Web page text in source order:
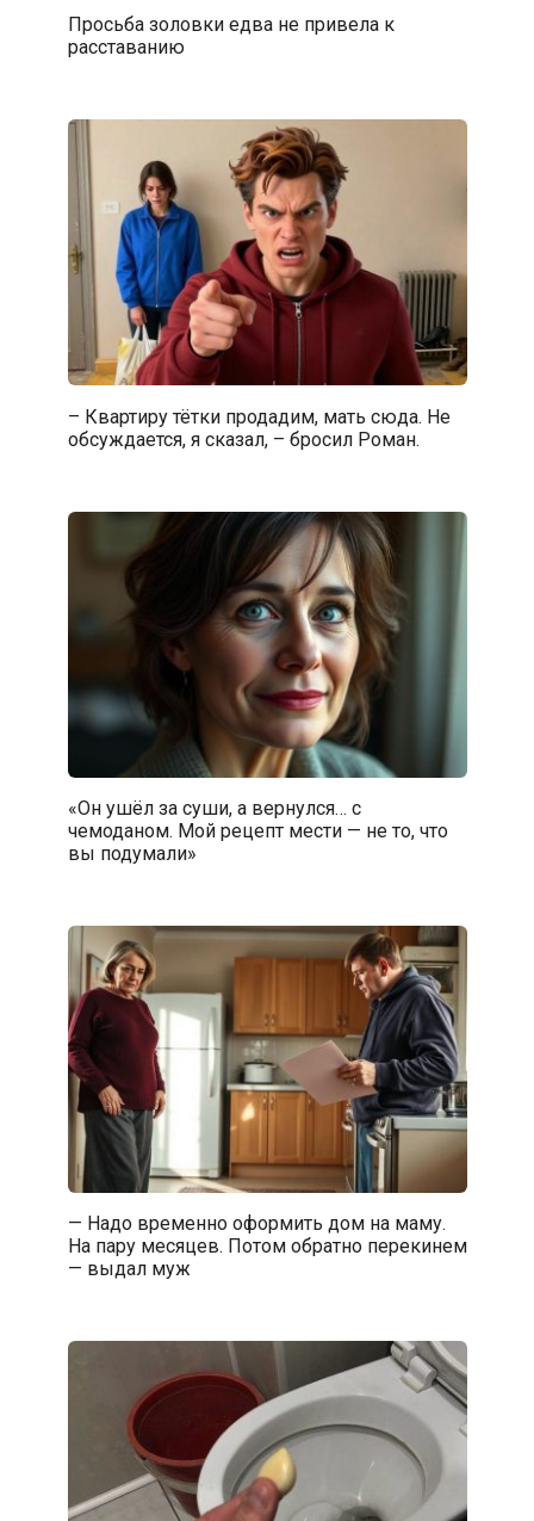
Просьба золовки едва не привела к
расставанию
– Квартиру тётки продадим, мать сюда. Не
обсуждается, я сказал, – бросил Роман.
«Он ушёл за суши, а вернулся… с
чемоданом. Мой рецепт мести — не то, что
вы подумали»
— Надо временно оформить дом на маму.
На пару месяцев. Потом обратно перекинем
— выдал муж